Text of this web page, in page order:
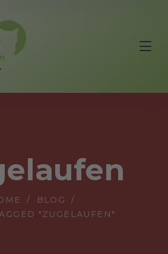
BLOG
"ZUGELAUFEN"